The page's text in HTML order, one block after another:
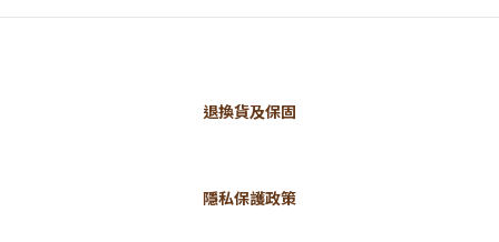
退換貨及保固
隱私保護政策